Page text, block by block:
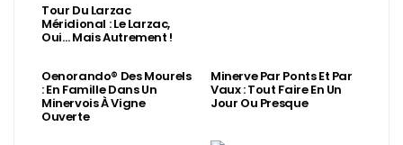
Tour Du Larzac
Méridional : Le Larzac,
Oui… Mais Autrement !
Oenorando® Des Mourels
: En Famille Dans Un
Minervois À Vigne
Ouverte
Minerve Par Ponts Et Par
Vaux : Tout Faire En Un
Jour Ou Presque